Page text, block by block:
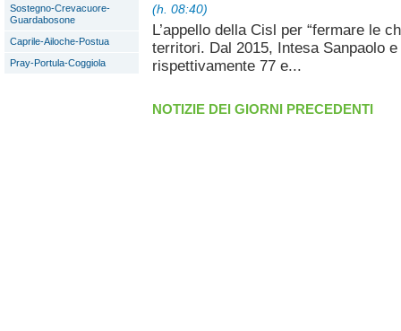
Sostegno-Crevacuore-
Guardabosone
Caprile-Ailoche-Postua
Pray-Portula-Coggiola
(h. 08:40)
L’appello della Cisl per “fermare le
territori. Dal 2015, Intesa Sanpaolo
rispettivamente 77 e...
NOTIZIE DEI GIORNI PRECEDENTI